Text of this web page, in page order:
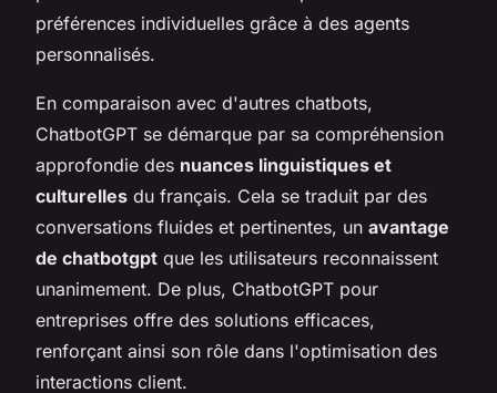
préférences individuelles grâce à des agents
personnalisés.
En comparaison avec d'autres chatbots,
ChatbotGPT se démarque par sa compréhension
approfondie des nuances linguistiques et
culturelles du français. Cela se traduit par des
conversations fluides et pertinentes, un avantage
de chatbotgpt que les utilisateurs reconnaissent
unanimement. De plus, ChatbotGPT pour
entreprises offre des solutions efficaces,
renforçant ainsi son rôle dans l'optimisation des
interactions client.